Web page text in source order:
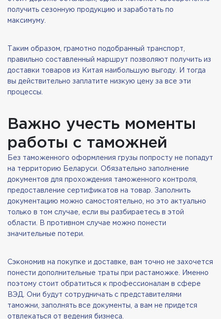
получить сезонную продукцию и заработать по
максимуму.
Таким образом, грамотно подобранный транспорт,
правильно составленный маршрут позволяют получить из
доставки товаров из Китая наибольшую выгоду. И тогда
вы действительно заплатите низкую цену за все эти
процессы.
Важно учесть моменты
работы с таможней
Без таможенного оформления грузы попросту не попадут
на территорию Беларуси. Обязательно заполнение
документов для прохождения таможенного контроля,
предоставление сертификатов на товар. Заполнить
документацию можно самостоятельно, но это актуально
только в том случае, если вы разбираетесь в этой
области. В противном случае можно понести
значительные потери.
Сэкономив на покупке и доставке, вам точно не захочется
понести дополнительные траты при растаможке. Именно
поэтому стоит обратиться к профессионалам в сфере
ВЭД. Они будут сотрудничать с представителями
таможни, заполнять все документы, а вам не придется
отвлекаться от ведения бизнеса.